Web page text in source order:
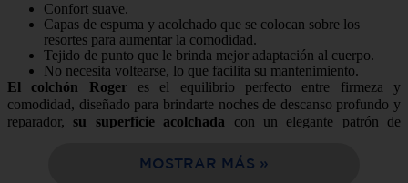
Confort suave.
Capas de espuma y acolchado que se colocan sobre los
resortes para aumentar la comodidad.
Tejido de punto que le brinda mejor adaptación al cuerpo.
No necesita voltearse, lo que facilita su mantenimiento.
El colchón Rogeres el equilibrio perfecto entre firmeza y
comodidad, diseñado para brindarte noches de descanso profundo y
reparador,su superficie acolchada con un elegante patrón de
proporciona el soporte ideal para tu cuerpo
postura correcta mientras duermes, Gracias a sus
MOSTRAR MÁS